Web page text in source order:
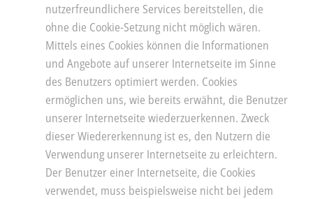
nutzerfreundlichere Services bereitstellen, die
ohne die Cookie-Setzung nicht möglich wären.
Mittels eines Cookies können die Informationen
und Angebote auf unserer Internetseite im Sinne
des Benutzers optimiert werden. Cookies
ermöglichen uns, wie bereits erwähnt, die Benutzer
unserer Internetseite wiederzuerkennen. Zweck
dieser Wiedererkennung ist es, den Nutzern die
Verwendung unserer Internetseite zu erleichtern.
Der Benutzer einer Internetseite, die Cookies
verwendet, muss beispielsweise nicht bei jedem